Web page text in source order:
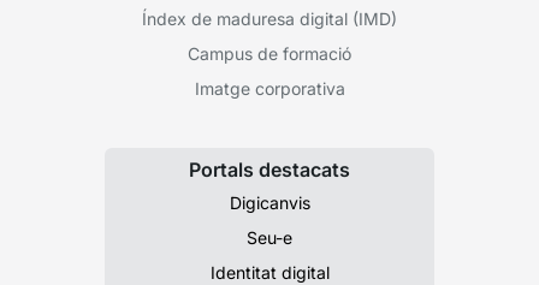
Índex de maduresa digital (IMD)
Campus de formació
Imatge corporativa
Portals destacats
Digicanvis
Seu-e
Identitat digital